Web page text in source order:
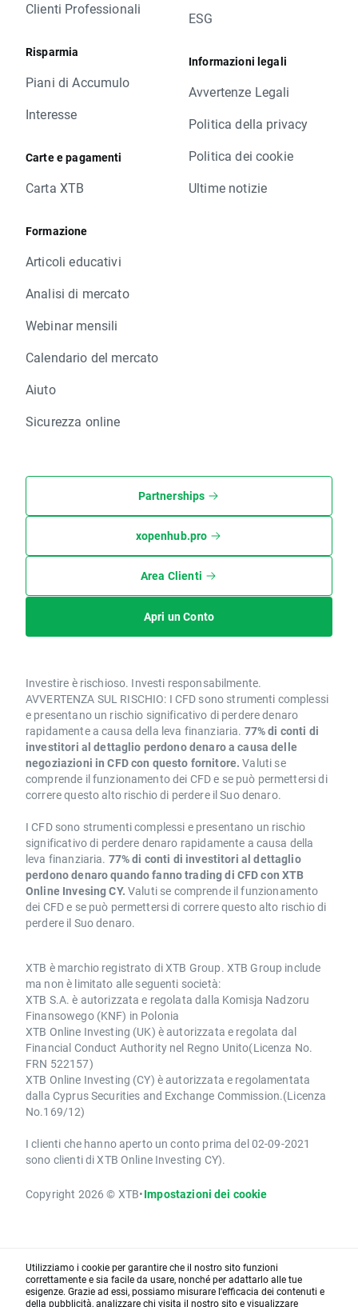
Clienti Professionali
Risparmia
Piani di Accumulo
Interesse
Carte e pagamenti
Carta XTB
Formazione
Articoli educativi
Analisi di mercato
Webinar mensili
Calendario del mercato
Aiuto
Sicurezza online
ESG
Informazioni legali
Avvertenze Legali
Politica della privacy
Politica dei cookie
Ultime notizie
Partnerships
xopenhub.pro
Area Clienti
Apri un Conto
Investire è rischioso. Investi responsabilmente.
AVVERTENZA SUL RISCHIO: I CFD sono strumenti complessi
e presentano un rischio significativo di perdere denaro
rapidamente a causa della leva finanziaria. 77% di conti di
investitori al dettaglio perdono denaro a causa delle
negoziazioni in CFD con questo fornitore. Valuti se
comprende il funzionamento dei CFD e se può permettersi di
correre questo alto rischio di perdere il Suo denaro.
I CFD sono strumenti complessi e presentano un rischio
significativo di perdere denaro rapidamente a causa della
leva finanziaria. 77% di conti di investitori al dettaglio
perdono denaro quando fanno trading di CFD con XTB
Online Invesing CY. Valuti se comprende il funzionamento
dei CFD e se può permettersi di correre questo alto rischio di
perdere il Suo denaro.
XTB è marchio registrato di XTB Group. XTB Group include
ma non è limitato alle seguenti società:
XTB S.A. è autorizzata e regolata dalla Komisja Nadzoru
Finansowego (KNF) in Polonia
XTB Online Investing (UK) è autorizzata e regolata dal
Financial Conduct Authority nel Regno Unito(Licenza No.
FRN 522157)
XTB Online Investing (CY) è autorizzata e regolamentata
dalla Cyprus Securities and Exchange Commission.(Licenza
No.169/12)
I clienti che hanno aperto un conto prima del 02-09-2021
sono clienti di XTB Online Investing CY).
Copyright 2026 © XTB•Impostazioni dei cookie
Utilizziamo i cookie per garantire che il nostro sito funzioni
correttamente e sia facile da usare, nonché per adattarlo alle tue
esigenze. Grazie ad essi, possiamo misurare l'efficacia dei contenuti e
della pubblicità, analizzare chi visita il nostro sito e visualizzare